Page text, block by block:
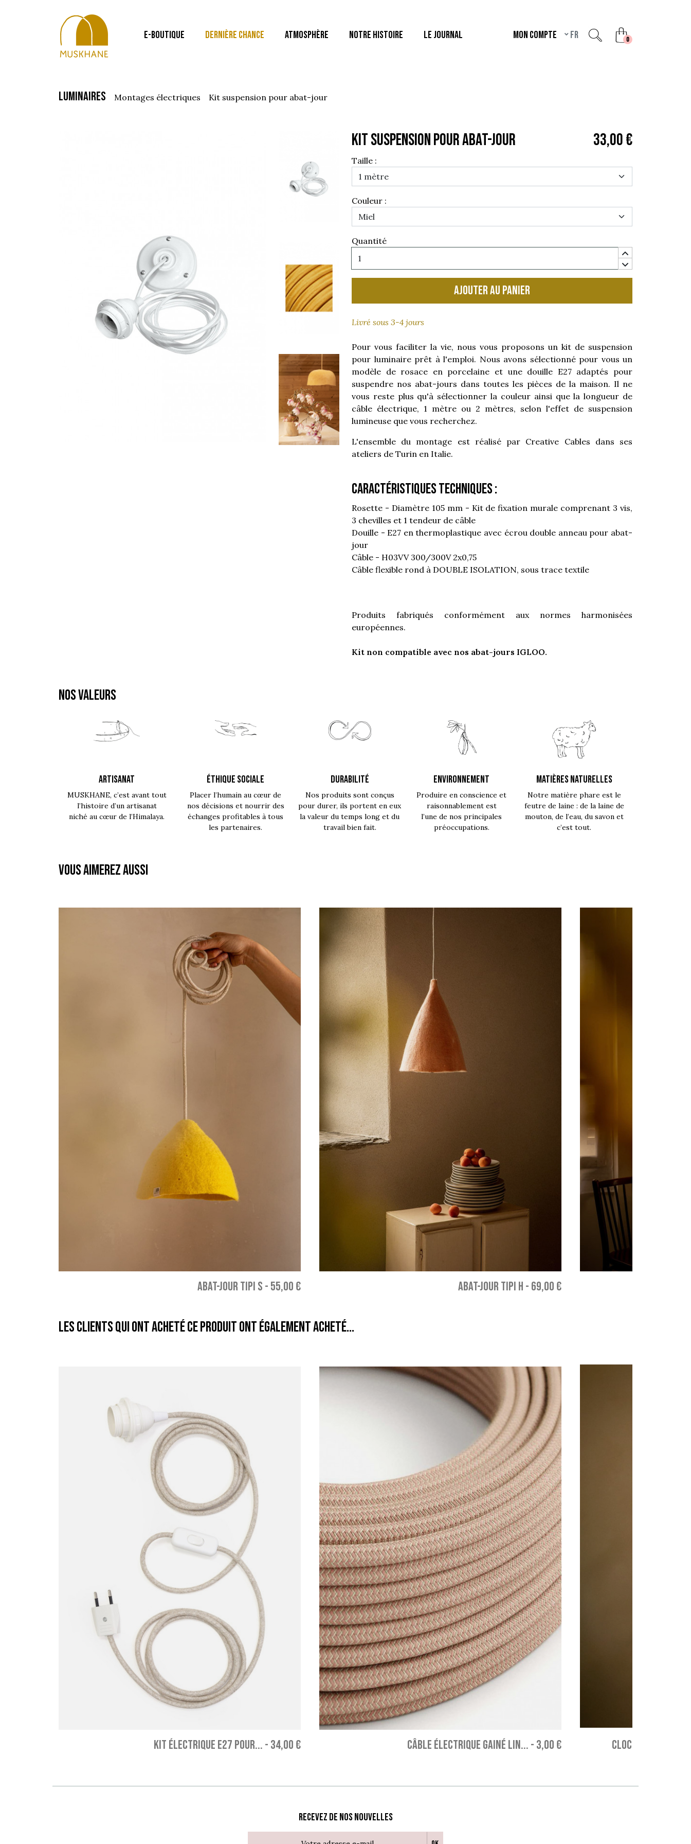
E-BOUTIQUE DERNIÈRE CHANCE ATMOSPHÈRE NOTRE HISTOIRE LE JOURNAL Mon compte fr 0unread messages
luminaires montages électriques kit suspension pour abat-jour
KIT SUSPENSION POUR ABAT-JOUR 33,00 €
Taille :
Couleur :
Quantité
Ajouter au panier
Livré sous 3-4 jours
Pour vous faciliter la vie, nous vous proposons un kit de suspension
pour luminaire prêt à l'emploi. Nous avons sélectionné pour vous un
modèle de rosace en porcelaine et une douille E27 adaptés pour
suspendre nos abat-jours dans toutes les pièces de la maison. Il ne
vous reste plus qu'à sélectionner la couleur ainsi que la longueur de
câble électrique, 1 mètre ou 2 mètres, selon l'effet de suspension
lumineuse que vous recherchez.
L'ensemble du montage est réalisé par Creative Cables dans ses
ateliers de Turin en Italie.
Caractéristiques techniques :
Rosette - Diamètre 105 mm - Kit de fixation murale comprenant 3 vis,
3 chevilles et 1 tendeur de câble
Douille - E27 en thermoplastique avec écrou double anneau pour abat-
jour
Câble - H03VV 300/300V 2x0,75
Câble flexible rond à DOUBLE ISOLATION, sous trace textile
Produits fabriqués conformément aux normes harmonisées
européennes.
Kit non compatible avec nos abat-jours IGLOO.
NOS VALEURS
ARTISANAT
MUSKHANE, c’est avant tout
l’histoire d’un artisanat
niché au cœur de l’Himalaya.
ÉTHIQUE SOCIALE
Placer l’humain au cœur de
nos décisions et nourrir des
échanges profitables à tous
les partenaires.
DURABILITÉ
Nos produits sont conçus
pour durer, ils portent en eux
la valeur du temps long et du
travail bien fait.
ENVIRONNEMENT
Produire en conscience et
raisonnablement est
l’une de nos principales
préoccupations.
MATIÈRES NATURELLES
Notre matière phare est le
feutre de laine : de la laine de
mouton, de l’eau, du savon et
c’est tout.
Vous aimerez aussi
ABAT-JOUR TIPI S - 55,00 € ABAT-JOUR TIPI H - 69,00 €
Les clients qui ont acheté ce produit ont également acheté...
KIT ÉLECTRIQUE E27 POUR... - 34,00 € CÂBLE ÉLECTRIQUE GAINÉ LIN... - 3,00 € CLOCHE RUSTIC -
Recevez de nos nouvelles